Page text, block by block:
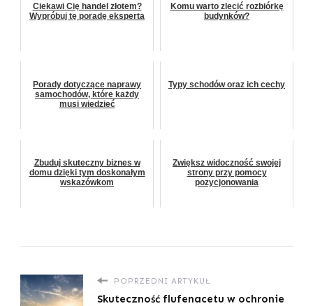
Ciekawi Cię handel złotem?
Wypróbuj tę poradę eksperta
Komu warto zlecić rozbiórkę
budynków?
Porady dotyczące naprawy
samochodów, które każdy
musi wiedzieć
Typy schodów oraz ich cechy
Zbuduj skuteczny biznes w
domu dzięki tym doskonałym
wskazówkom
Zwiększ widoczność swojej
strony przy pomocy
pozycjonowania
POPRZEDNI ARTYKUŁ
Skuteczność flufenacetu w ochronie